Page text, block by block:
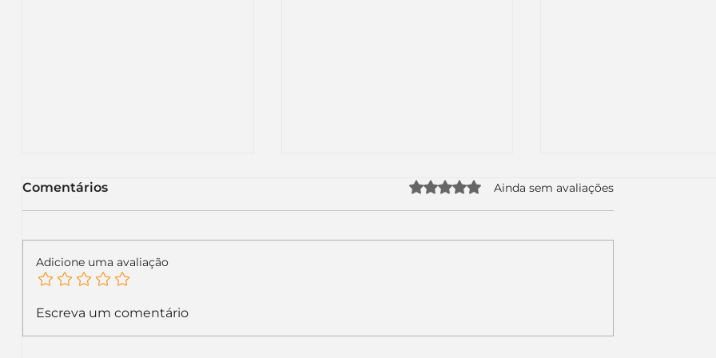
KFC renova sua
Comentários Avaliado com 0 de 5 estrelas.
Ainda sem avaliações
Adicione uma avaliação
Escreva um comentário